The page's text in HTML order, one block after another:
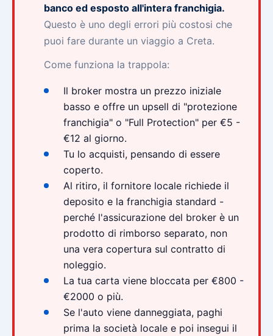
banco ed esposto all'intera franchigia.
Questo è uno degli errori più costosi che
puoi fare durante un viaggio a Creta.
Come funziona la trappola:
Il broker mostra un prezzo iniziale
basso e offre un upsell di "protezione
franchigia" o "Full Protection" per €5 -
€12 al giorno.
Tu lo acquisti, pensando di essere
coperto.
Al ritiro, il fornitore locale richiede il
deposito e la franchigia standard -
perché l'assicurazione del broker è un
prodotto di rimborso separato, non
una vera copertura sul contratto di
noleggio.
La tua carta viene bloccata per €800 -
€2000 o più.
Se l'auto viene danneggiata, paghi
prima la società locale e poi insegui il